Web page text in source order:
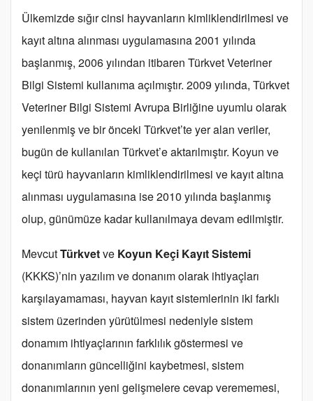
Ülkemizde sığır cinsi hayvanların kimliklendirilmesi ve
kayıt altına alınması uygulamasına 2001 yılında
başlanmış, 2006 yılından itibaren Türkvet Veteriner
Bilgi Sistemi kullanıma açılmıştır. 2009 yılında, Türkvet
Veteriner Bilgi Sistemi Avrupa Birliğine uyumlu olarak
yenilenmiş ve bir önceki Türkvet’te yer alan veriler,
bugün de kullanılan Türkvet’e aktarılmıştır. Koyun ve
keçi türü hayvanların kimliklendirilmesi ve kayıt altına
alınması uygulamasına ise 2010 yılında başlanmış
olup, günümüze kadar kullanılmaya devam edilmiştir.
MevcutTürkvetve Koyun Keçi Kayıt Sistemi
(KKKS)’nin yazılım ve donanım olarak ihtiyaçları
karşılayamaması, hayvan kayıt sistemlerinin iki farklı
sistem üzerinden yürütülmesi nedeniyle sistem
donamım ihtiyaçlarının farklılık göstermesi ve
donanımların güncelliğini kaybetmesi, sistem
donanımlarının yeni gelişmelere cevap verememesi,